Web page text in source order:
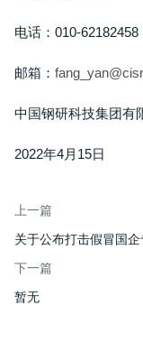
电话：010-62182458
邮箱：
中国钢研科技集团有
2022年4月15日
上一篇
关于公布打击假冒国
下一篇
暂无